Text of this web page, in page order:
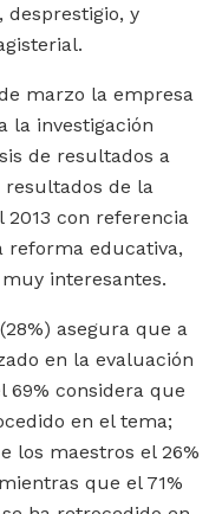
desprestigio, y
marzo la empresa
la investigación
de resultados a
resultados de la
con referencia
reforma educativa,
interesantes.
asegura que a
en la evaluación
69% considera que
en el tema;
los maestros el 26%
que el 71%